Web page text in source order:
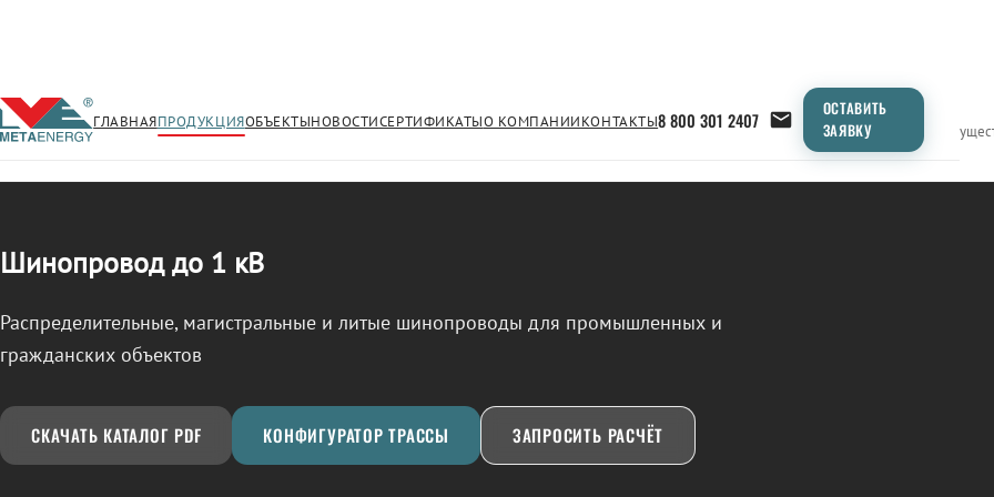
ГЛАВНАЯПРОДУКЦИЯОБЪЕКТЫНОВОСТИСЕРТИФИКАТЫО КОМПАНИИКОНТАКТЫ8 800 301 2407
ОСТАВИТЬ
ЗАЯВКУ
← Продукция/ШИНОПРОВОД Применение Продукция ТипоразмерыСравнение
Шинопровод до 1 кВ
Распределительные, магистральные и литые шинопроводы для промышленных и
гражданских объектов
СКАЧАТЬ КАТАЛОГ PDF КОНФИГУРАТОР ТРАССЫ ЗАПРОСИТЬ РАСЧЁТ